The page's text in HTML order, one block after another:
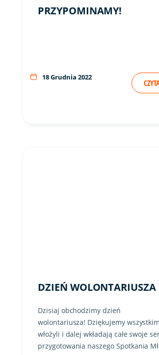
PRZYPOMINAMY!
18 Grudnia 2022
DZIEŃ WOLONTARIUSZA
Dzisiaj obchodzimy dzień
wolontariusza! Dziękujemy
włożyli i dalej wkładają całe swoje
przygotowania naszego Spotkania